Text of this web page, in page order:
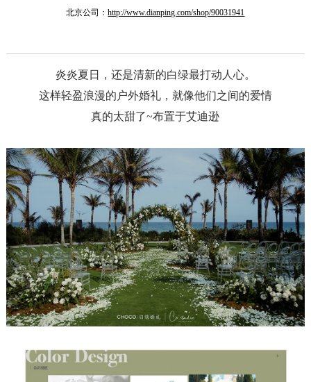
北京公司：http://www.dianping.com/shop/90031941
炎炎夏日，还是清新的白绿最打动人心。
这样轻盈浪漫的户外婚礼，就像他们之间的爱情
真的太甜了~布置于艾迪逊